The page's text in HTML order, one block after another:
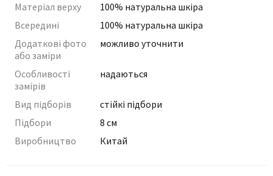
Матеріал верху
100% натуральна шкіра
Всередині
100% натуральна шкіра
Додаткові фото
або заміри
можливо уточнити
Особливості
замірів
надаються
Вид підборів
стійкі підбори
Підбори
8 см
Виробництво
Китай